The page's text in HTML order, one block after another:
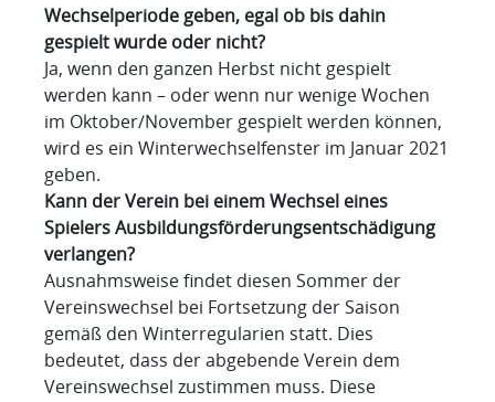
Wechselperiode geben, egal ob bis dahin
gespielt wurde oder nicht?
Ja, wenn den ganzen Herbst nicht gespielt
werden kann – oder wenn nur wenige Wochen
im Oktober/November gespielt werden können,
wird es ein Winterwechselfenster im Januar 2021
geben.
Kann der Verein bei einem Wechsel eines
Spielers Ausbildungsförderungsentschädigung
verlangen?
Ausnahmsweise findet diesen Sommer der
Vereinswechsel bei Fortsetzung der Saison
gemäß den Winterregularien statt. Dies
bedeutet, dass der abgebende Verein dem
Vereinswechsel zustimmen muss. Diese